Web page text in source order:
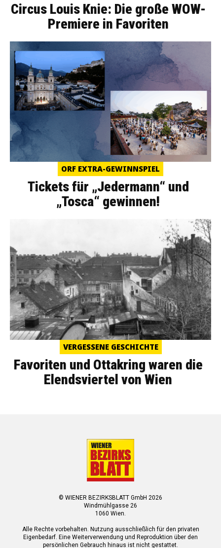
Circus Louis Knie: Die große WOW-
Premiere in Favoriten
ORF EXTRA-GEWINNSPIEL
Tickets für „Jedermann“ und
„Tosca“ gewinnen!
VERGESSENE GESCHICHTE
Favoriten und Ottakring waren die
Elendsviertel von Wien
© WIENER BEZIRKSBLATT GmbH 2026
Windmühlgasse 26
1060 Wien.
Alle Rechte vorbehalten. Nutzung ausschließlich für den privaten
Eigenbedarf. Eine Weiterverwendung und Reproduktion über den
persönlichen Gebrauch hinaus ist nicht gestattet.